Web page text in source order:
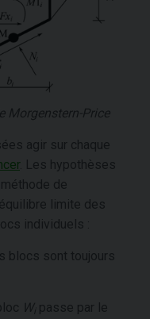
Morgenstern-Price
agir sur chaque
. Les hypothèses
de
limite des
individuels :
blocs sont toujours
Wi passe par le